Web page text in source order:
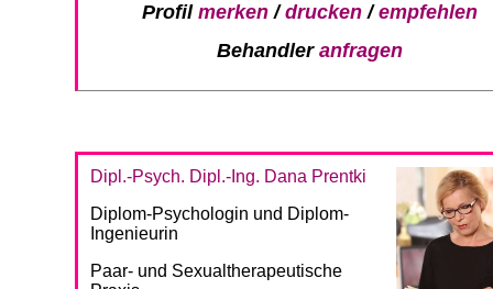
Profil merken/drucken/empfehlen
Behandler anfragen
Dipl.-Psych. Dipl.-Ing. Dana Prentki
Diplom-Psychologin und Diplom-
Ingenieurin
Paar- und Sexualtherapeutische